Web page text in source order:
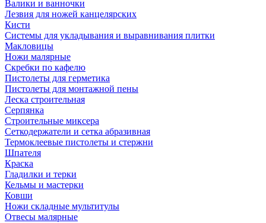
Валики и ванночки
Лезвия для ножей канцелярских
Кисти
Системы для укладывания и выравнивания плитки
Макловицы
Ножи малярные
Скребки по кафелю
Пистолеты для герметика
Пистолеты для монтажной пены
Леска строительная
Серпянка
Строительные миксера
Сеткодержатели и сетка абразивная
Термоклеевые пистолеты и стержни
Шпателя
Краска
Гладилки и терки
Кельмы и мастерки
Ковши
Ножи складные мультитулы
Отвесы малярные